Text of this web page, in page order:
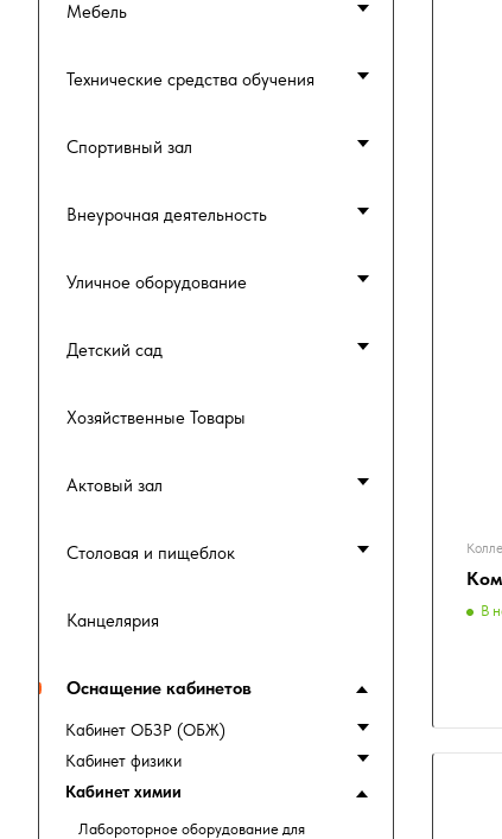
В
Мебель
Технические средства обучения
Спортивный зал
Внеурочная деятельность
Уличное оборудование
Детский сад
Хозяйственные Товары
Актовый зал
Столовая и пищеблок
Канцелярия
Оснащение кабинетов
Кабинет ОБЗР (ОБЖ)
Кабинет физики
Кабинет химии
Лабороторное оборудование для